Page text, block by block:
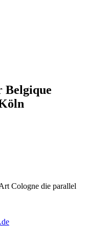
Belgique
Cologne die parallel